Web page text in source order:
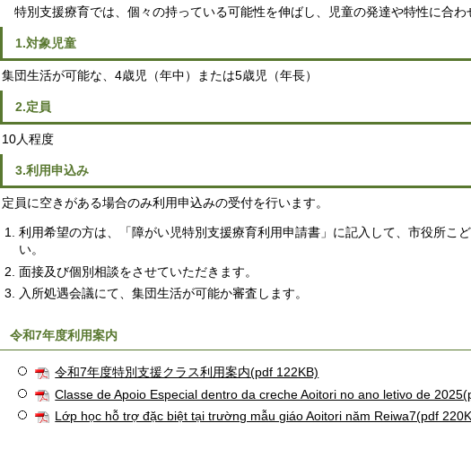
特別支援療育では、個々の持っている可能性を伸ばし、児童の発達や特性に合わ
1.対象児童
集団生活が可能な、4歳児（年中）または5歳児（年長）
2.定員
10人程度
3.利用申込み
定員に空きがある場合のみ利用申込みの受付を行います。
利用希望の方は、「障がい児特別支援療育利用申請書」に記入して、市役所こ
い。
面接及び個別相談をさせていただきます。
入所処遇会議にて、集団生活が可能か審査します。
令和7年度利用案内
令和7年度特別支援クラス利用案内(pdf 122KB)
Classe de Apoio Especial dentro da creche Aoitori no ano letivo de
Lớp học hỗ trợ đặc biệt tại trường mẫu giáo Aoitori năm Reiwa7(pdf